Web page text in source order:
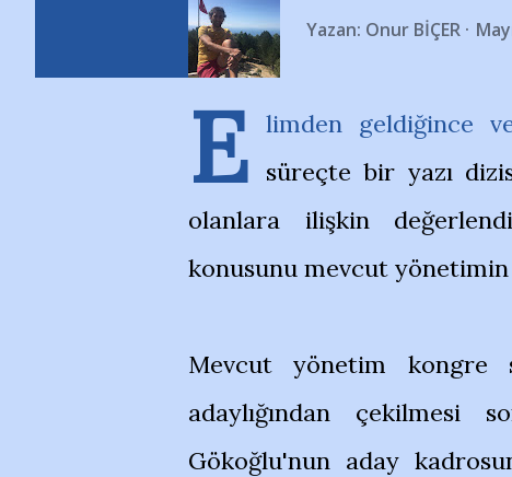
Yazan: Onur BİÇER
E limden geldiğince
süreçte bir yazı
olanlara ilişkin
konusunu mevcut yönetimin
Mevcut yönetim kongre
adaylığından çekilmesi
Gökoğlu'nun aday